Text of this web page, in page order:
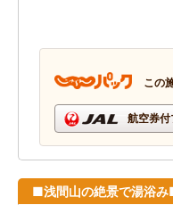
この
航空券
■浅間山の絶景で湯浴